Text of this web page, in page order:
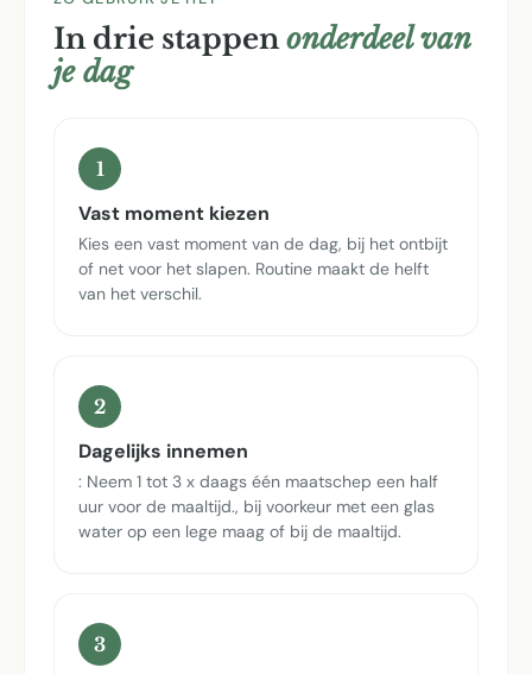
In drie stappen onderdeel van
je dag
1
Vast moment kiezen
Kies een vast moment van de dag, bij het ontbijt
of net voor het slapen. Routine maakt de helft
van het verschil.
2
Dagelijks innemen
: Neem 1 tot 3 x daags één maatschep een half
uur voor de maaltijd., bij voorkeur met een glas
water op een lege maag of bij de maaltijd.
3